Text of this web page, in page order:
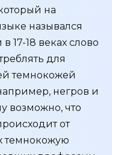
на
назывался
17-18 веках слово
для
темнокожей
негров и
возможно, что
от
темнокожую